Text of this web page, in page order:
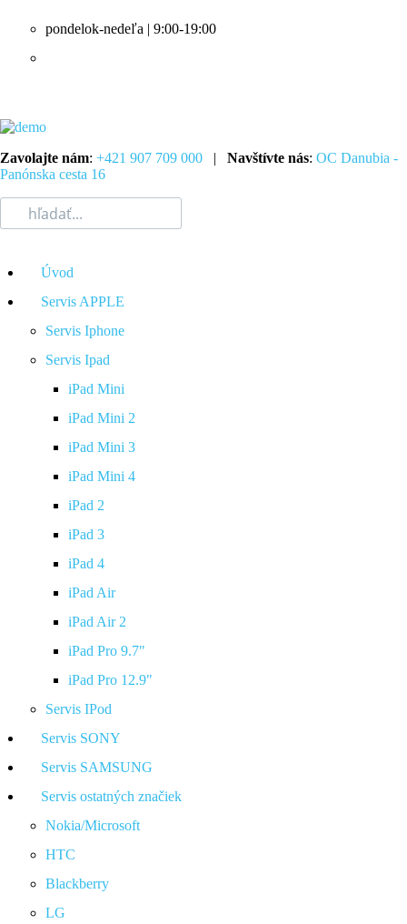
pondelok-nedeľa | 9:00-19:00
Zavolajte nám: +421 907 709 000 | Navštívte nás: OC Danubia -
Panónska cesta 16
Úvod
Servis APPLE
Servis Iphone
Servis Ipad
iPad Mini
iPad Mini 2
iPad Mini 3
iPad Mini 4
iPad 2
iPad 3
iPad 4
iPad Air
iPad Air 2
iPad Pro 9.7"
iPad Pro 12.9"
Servis IPod
Servis SONY
Servis SAMSUNG
Servis ostatných značiek
Nokia/Microsoft
HTC
Blackberry
LG